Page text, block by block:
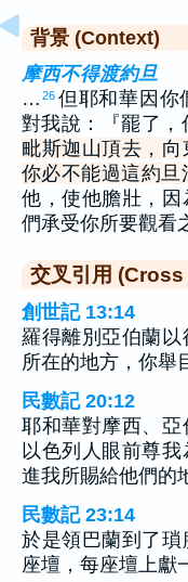
背景 (Context)
摩西不得渡約旦
… 26 但耶和華因你
對我說：『罷了，
毗斯迦山頂去，
你必不能過這約旦
他，使他膽壯，
們承受你所要觀看
交叉引用 (Cross
創世記 13:14
羅得離別亞伯蘭
所在的地方，你舉
民數記 20:12
耶和華對摩西、
以色列人眼前尊
進我所賜給他們的
民數記 23:14
於是領巴蘭到了
座壇，每座壇上獻